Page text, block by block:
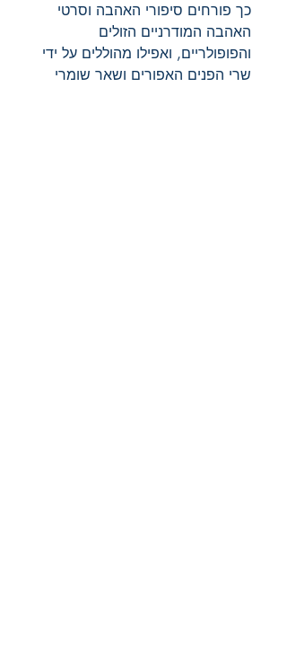
כך פורחים סיפורי האהבה וסרטי
האהבה המודרניים הזולים
והפופולריים, ואפילו מהוללים על ידי
שרי הפנים האפורים ושאר שומרי